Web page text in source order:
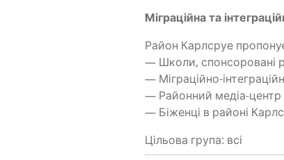
Мігра­цій­на та
Район Карл­сруе
— Шко­ли, спон­со­ро­ва­ні
— Мігра­цій­но-
— Район­ний медіа-центр
— Біжен­ці в райо­ні
Цільова група: всі